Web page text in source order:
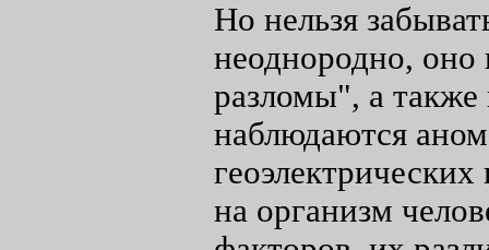
Но нельзя
неоднородно,
разломы", а
наблюдаются
на организм